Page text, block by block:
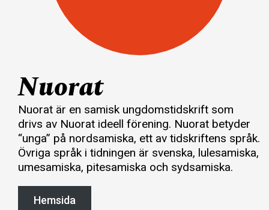
Nuorat
Nuorat är en samisk ungdomstidskrift som
drivs av Nuorat ideell förening. Nuorat betyder
“unga” på nordsamiska, ett av tidskriftens språk.
Övriga språk i tidningen är svenska, lulesamiska,
umesamiska, pitesamiska och sydsamiska.
Hemsida